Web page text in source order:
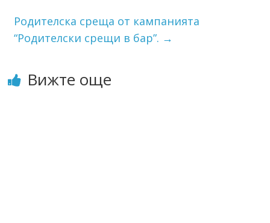
Родителска среща от кампанията
“Родителски срещи в бар”. →
Вижте още